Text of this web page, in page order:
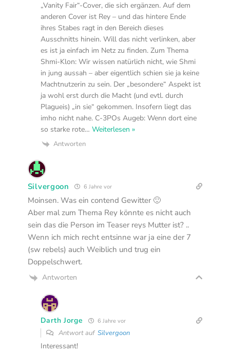
„Vanity Fair“-Cover, die sich ergänzen. Auf dem
anderen Cover ist Rey – und das hintere Ende
ihres Stabes ragt in den Bereich dieses
Ausschnitts hinein. Will das nicht verlinken, aber
es ist ja einfach im Netz zu finden. Zum Thema
Shmi-Klon: Wir wissen natürlich nicht, wie Shmi
in jung aussah – aber eigentlich schien sie ja keine
Machtnutzerin zu sein. Der „besondere“ Aspekt ist
ja wohl erst durch die Macht (und evtl. durch
Plagueis) „in sie“ gekommen. Insofern liegt das
imho nicht nahe. C-3POs Augeb: Wenn dort eine
so starke rote… Weiterlesen »
Antworten
Silvergoon 6 Jahre vor
Moinsen. Was ein contend Gewitter 🙂
Aber mal zum Thema Rey könnte es nicht auch
sein das die Person im Teaser reys Mutter ist? ..
Wenn ich mich recht entsinne war ja eine der 7
(sw rebels) auch Weiblich und trug ein
Doppelschwert.
Antworten
Darth Jorge 6 Jahre vor
Antwort auf Silvergoon
Interessant!